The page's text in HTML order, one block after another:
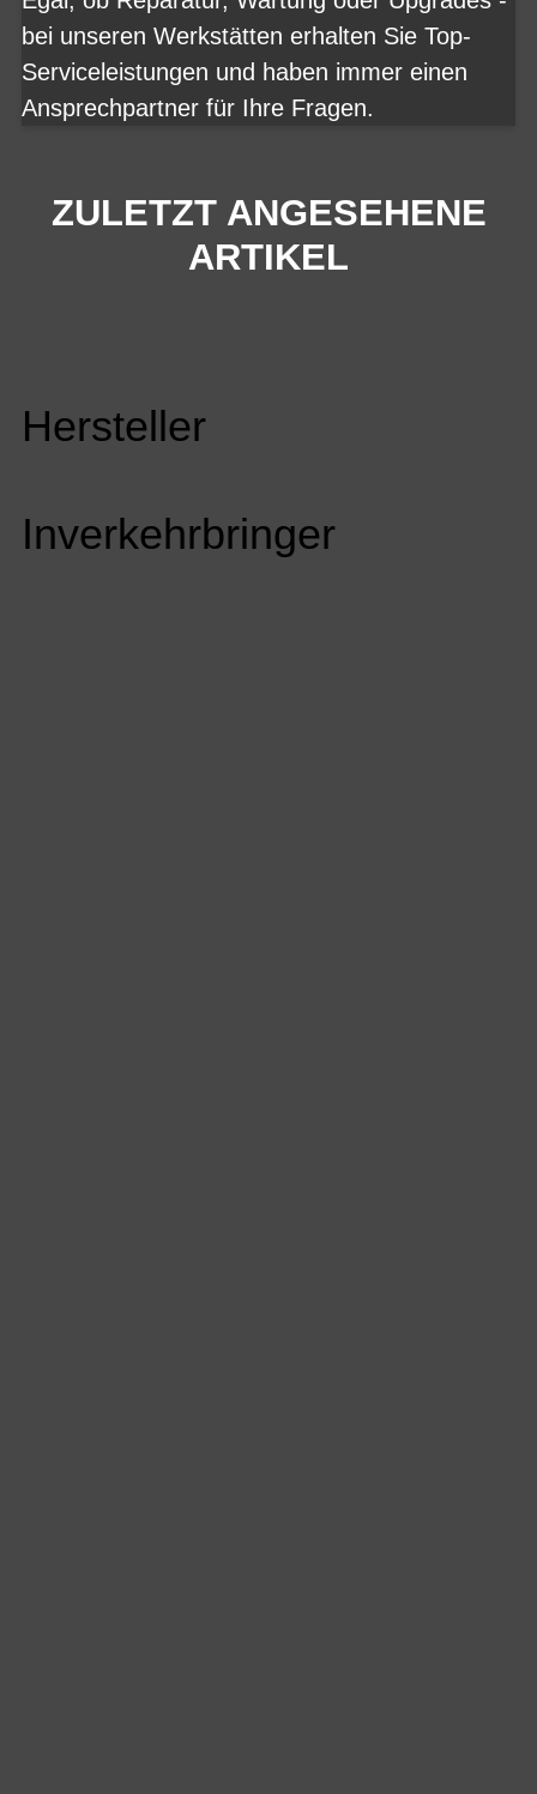
bei unseren Werkstätten erhalten Sie Top-
Serviceleistungen und haben immer einen
Ansprechpartner für Ihre Fragen.
ZULETZT ANGESEHENE
ARTIKEL
Hersteller
Inverkehrbringer